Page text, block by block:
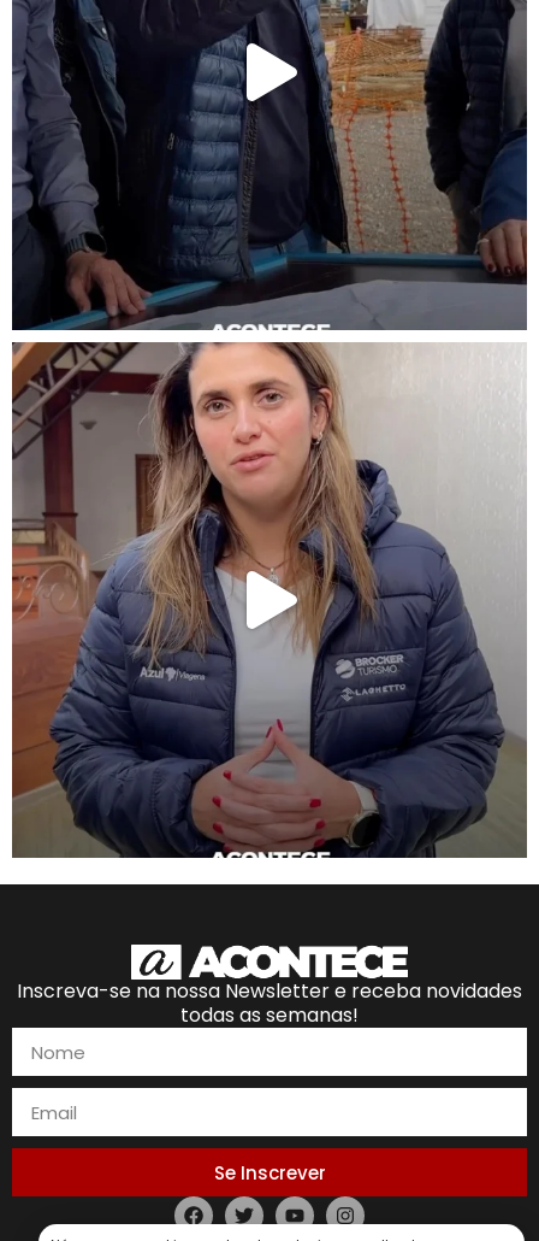
Inscreva-se na nossa Newsletter e receba novidades
todas as semanas!
Se Inscrever